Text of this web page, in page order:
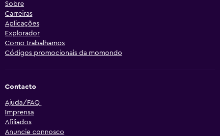
Sobre
Carreiras
Aplicações
Explorador
Como trabalhamos
Códigos promocionais da momondo
Contacto
Ajuda/FAQ
Imprensa
Afiliados
Anuncie connosco